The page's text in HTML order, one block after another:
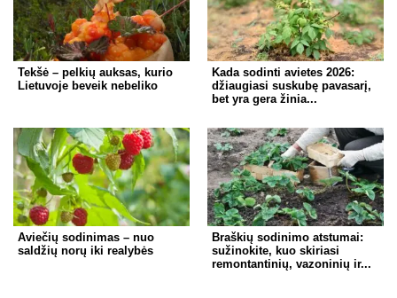
Tekšė – pelkių auksas, kurio
Lietuvoje beveik nebeliko
Kada sodinti avietes 2026:
džiaugiasi suskubę pavasarį,
bet yra gera žinia...
Aviečių sodinimas – nuo
saldžių norų iki realybės
Braškių sodinimo atstumai:
sužinokite, kuo skiriasi
remontantinių, vazoninių ir...